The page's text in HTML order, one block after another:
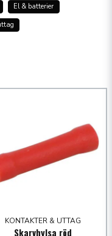
KONTAKTER & UTTAG
Skarvhylsa röd
El & batterier